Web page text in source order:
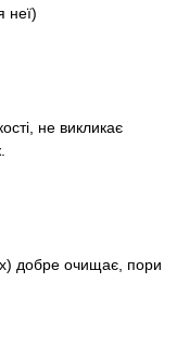
неї)
не викликає
добре очищає, пори